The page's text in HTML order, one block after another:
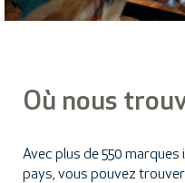
Où nous
Avec plus de 550
pays, vous pouvez